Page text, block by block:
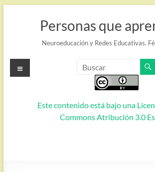
Personas que
Neuroeducación y Redes Educativas.
Este contenido está bajo una
Commons Atribución 3.0
Menú